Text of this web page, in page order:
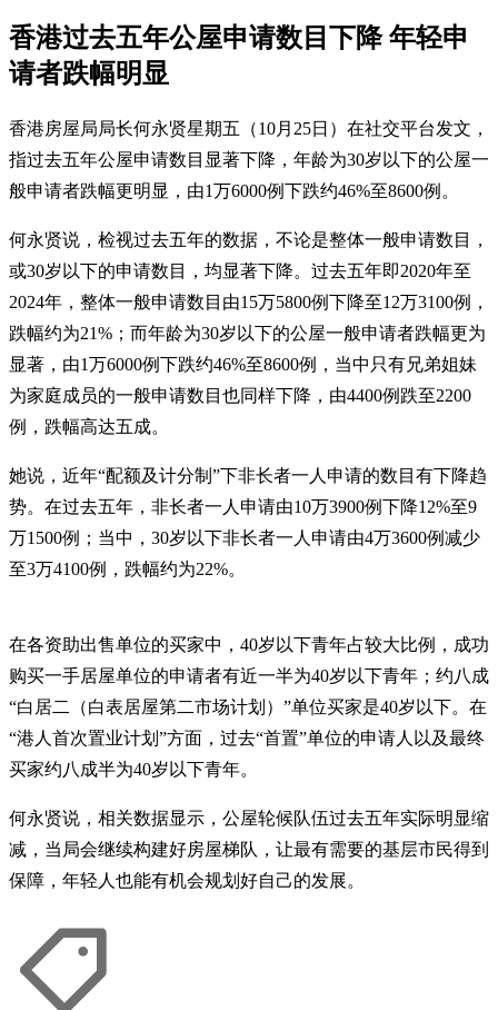
香港过去五年公屋申请数目下降 年轻申
请者跌幅明显
香港房屋局局长何永贤星期五（10月25日）在社交平台发文，
指过去五年公屋申请数目显著下降，年龄为30岁以下的公屋一
般申请者跌幅更明显，由1万6000例下跌约46%至8600例。
何永贤说，检视过去五年的数据，不论是整体一般申请数目，
或30岁以下的申请数目，均显著下降。过去五年即2020年至
2024年，整体一般申请数目由15万5800例下降至12万3100例，
跌幅约为21%；而年龄为30岁以下的公屋一般申请者跌幅更为
显著，由1万6000例下跌约46%至8600例，当中只有兄弟姐妹
为家庭成员的一般申请数目也同样下降，由4400例跌至2200
例，跌幅高达五成。
她说，近年“配额及计分制”下非长者一人申请的数目有下降趋
势。在过去五年，非长者一人申请由10万3900例下降12%至9
万1500例；当中，30岁以下非长者一人申请由4万3600例减少
至3万4100例，跌幅约为22%。
在各资助出售单位的买家中，40岁以下青年占较大比例，成功
购买一手居屋单位的申请者有近一半为40岁以下青年；约八成
“白居二（白表居屋第二市场计划）”单位买家是40岁以下。在
“港人首次置业计划”方面，过去“首置”单位的申请人以及最终
买家约八成半为40岁以下青年。
何永贤说，相关数据显示，公屋轮候队伍过去五年实际明显缩
减，当局会继续构建好房屋梯队，让最有需要的基层市民得到
保障，年轻人也能有机会规划好自己的发展。